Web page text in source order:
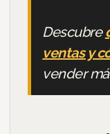
Descubre
ventas y
vender